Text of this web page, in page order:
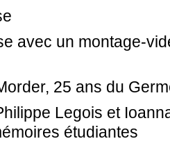
avec un montage-
25 ans du
Legois et
étudiantes